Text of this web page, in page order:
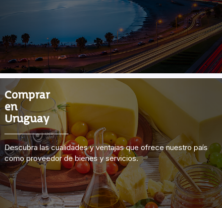
Comprar
en
Uruguay
Descubra las cualidades y ventajas que ofrece nuestro país
como proveedor de bienes y servicios.